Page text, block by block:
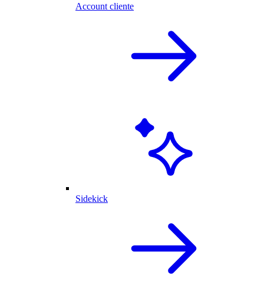
Account cliente
Sidekick